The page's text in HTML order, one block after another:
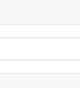
れ
て
る
画
れ
て
る
画